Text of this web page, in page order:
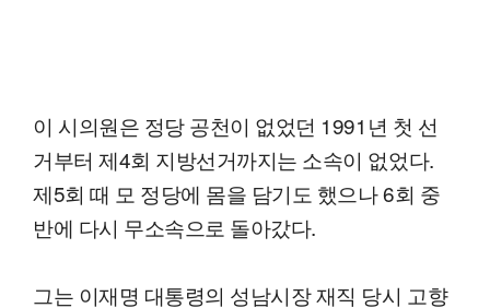
이 시의원은 정당 공천이 없었던 1991년 첫 선
거부터 제4회 지방선거까지는 소속이 없었다.
제5회 때 모 정당에 몸을 담기도 했으나 6회 중
반에 다시 무소속으로 돌아갔다.
그는 이재명 대통령의 성남시장 재직 당시 고향